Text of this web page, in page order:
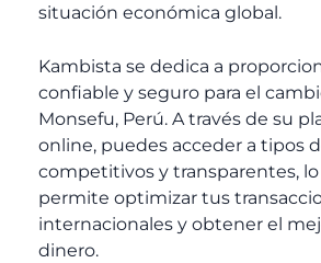
situación económica global.
Kambista se dedica a
confiable y seguro para el
Monsefu, Perú. A través de su
online, puedes acceder a tipos
competitivos y transparentes,
permite optimizar tus
internacionales y obtener el
dinero.